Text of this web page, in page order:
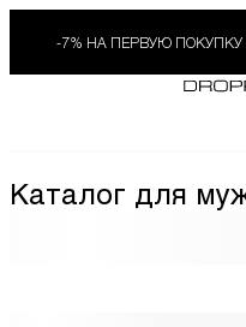
-7% НА ПЕРВУЮ
Каталог для